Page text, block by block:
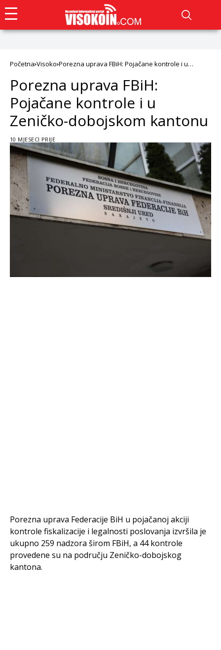
Početna Visoko Porezna uprava FBiH: Pojačane kontrole i u
Porezna uprava FBiH:
Pojačane kontrole i u
Zeničko-dobojskom kantonu
10 MJESECI PRIJE
Porezna uprava Federacije BiH u pojačanoj akciji
kontrole fiskalizacije i legalnosti poslovanja izvršila je
ukupno 259 nadzora širom FBiH, a 44 kontrole
provedene su na području Zeničko-dobojskog
kantona.